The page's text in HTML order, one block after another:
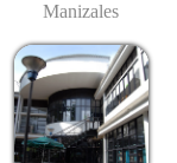
Manizales